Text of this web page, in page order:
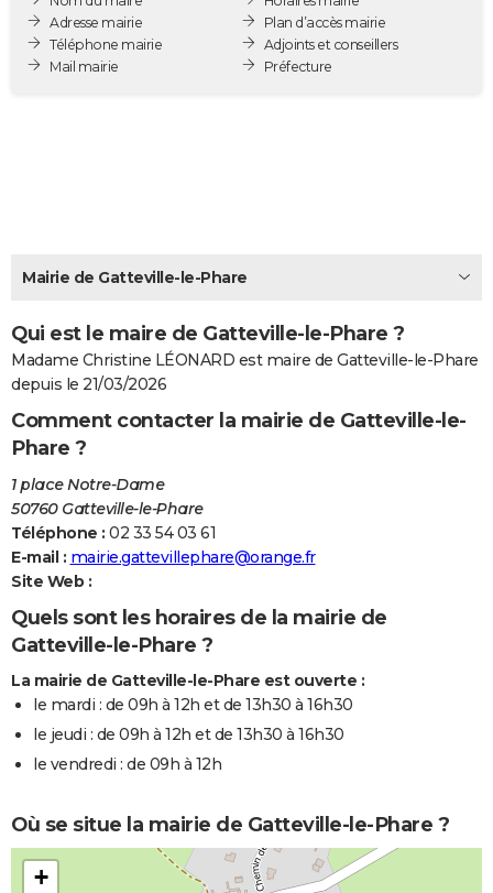
Destinations
City break
Voyage nature
Voyage de noces
Forum
Climat
PHOTO
GUIDES D'ACHAT
S'inscrire
Se connecter
Lycées
Collèges
Primaires
Universités
Entreprises
Service militaire
Avis de recherche
AVIS DE DÉCÈS
FORUM
Bricolage
Lifestyle
Culture
Sport
Auto
Television
Voyage
Cinema
Adresse mairie
Téléphone mairie
Mail mairie
Plan d’accès mairie
Adjoints et conseillers
Préfecture
Mairie de Gatteville-le-Phare
Qui est le maire de Gatteville-le-Phare ?
Madame Christine LÉONARD est maire de Gatteville-le-Phare
depuis le 21/03/2026
Comment contacter la mairie de Gatteville-le-
Phare ?
1 place Notre-Dame
50760 Gatteville-le-Phare
Téléphone : 02 33 54 03 61
E-mail : mairie.gattevillephare@orange.fr
Site Web :
Quels sont les horaires de la mairie de
Gatteville-le-Phare ?
La mairie de Gatteville-le-Phare est ouverte :
le mardi : de 09h à 12h et de 13h30 à 16h30
le jeudi : de 09h à 12h et de 13h30 à 16h30
le vendredi : de 09h à 12h
Où se situe la mairie de Gatteville-le-Phare ?
+